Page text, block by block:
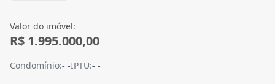
Valor do imóvel:
R$ 1.995.000,00
Condomínio:- -IPTU:- -